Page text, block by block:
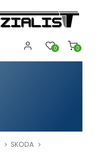
0
0
SKODA